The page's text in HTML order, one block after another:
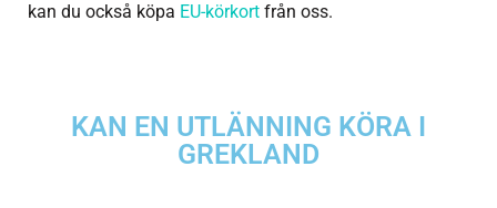
kan du också köpa EU-körkort från oss.
KAN EN UTLÄNNING KÖRA I
GREKLAND